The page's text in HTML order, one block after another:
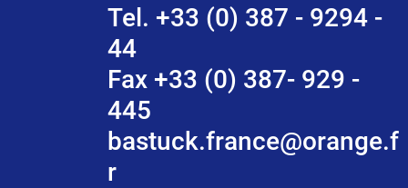
Tel. +33 (0) 387 - 9294 -
44
Fax +33 (0) 387- 929 -
445
bastuck.france@orange.f
r